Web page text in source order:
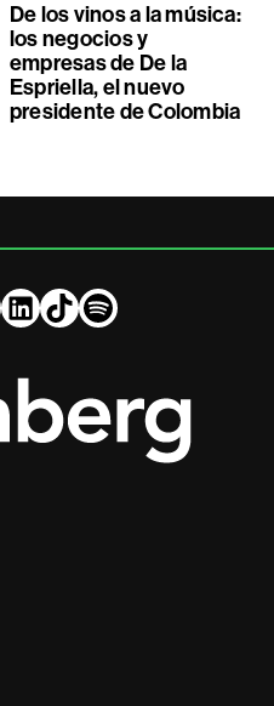
De los vinos a la música:
los negocios y
empresas de De la
Espriella, el nuevo
presidente de Colombia